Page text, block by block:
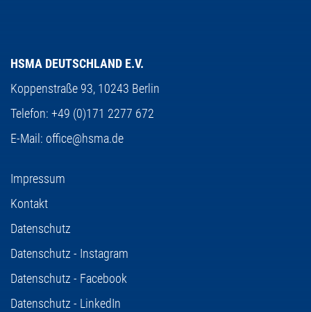
HSMA DEUTSCHLAND E.V.
Koppenstraße 93, 10243 Berlin
Telefon: +49 (0)171 2277 672
E-Mail: office@hsma.de
Impressum
Kontakt
Datenschutz
Datenschutz - Instagram
Datenschutz - Facebook
Datenschutz - LinkedIn